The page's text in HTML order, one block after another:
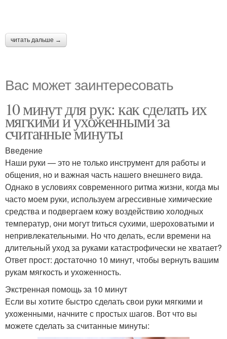
читать дальше →
Вас может заинтересовать
10 минут для рук: как сделать их
мягкими и ухоженными за
считанные минуты
Введение
Наши руки — это не только инструмент для работы и
общения, но и важная часть нашего внешнего вида.
Однако в условиях современного ритма жизни, когда мы
часто моем руки, используем агрессивные химические
средства и подвергаем кожу воздействию холодных
температур, они могут trиться сухими, шероховатыми и
непривлекательными. Но что делать, если времени на
длительный уход за руками катастрофически не хватает?
Ответ прост: достаточно 10 минут, чтобы вернуть вашим
рукам мягкость и ухоженность.
Экстренная помощь за 10 минут
Если вы хотите быстро сделать свои руки мягкими и
ухоженными, начните с простых шагов. Вот что вы
можете сделать за считанные минуты: